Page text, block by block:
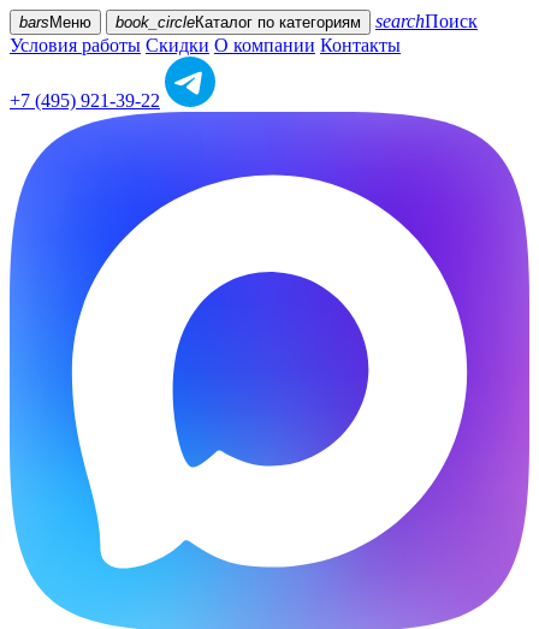
bars Меню book_circleКаталог по категориям searchПоиск
Условия работы Скидки О компании Контакты
+7 (495) 921-39-22